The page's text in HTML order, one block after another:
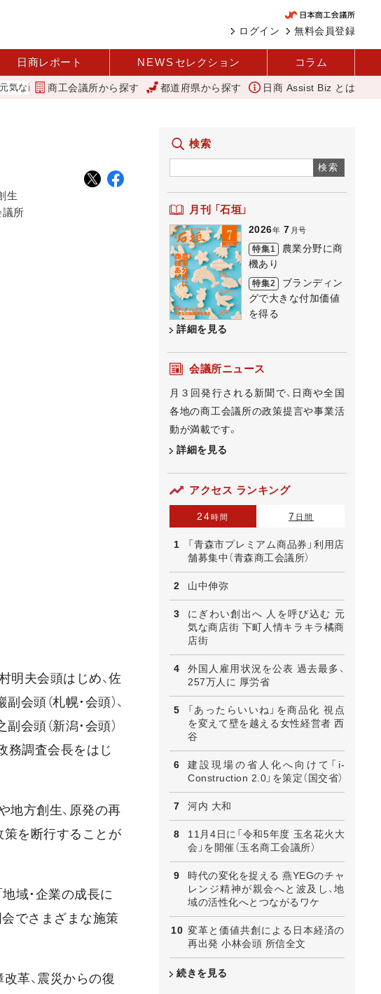
無料会員登録
ログイン
日商レポート NEWS セレクション コラム
店街 下町人情キラキラ橘商店街 外国人雇用状況を公表 過去最多、257万人に 厚
商工会議所から探す 都道府県から探す 日商 Assist Biz とは
生
所
明夫会頭はじめ、佐
会頭（札幌・会頭）、
会頭（新潟・会頭）
務調査会長をはじ
地方創生、原発の再
策を断行することが
域・企業の成長に
会でさまざまな施策
改革、震災からの復
検索
検索
月刊 「石垣」
2026年 7 月号
特集1
農業分野に商
機あり
特集2
ブランディン
グで大きな付加価値
を得る
詳細を見る
会議所ニュース
月３回発行される新聞で、日商や全国
各地の商工会議所の政策提言や事業活
動が満載です。
詳細を見る
アクセス ランキング
24時間 7 日間
「青森市プレミアム商品券」利用店
舗募集中（青森商工会議所）
山中伸弥
にぎわい創出へ 人を呼び込む 元
気な商店街 下町人情キラキラ橘商
店街
外国人雇用状況を公表 過去最多、
257万人に 厚労省
「あったらいいね」を商品化 視点
を変えて壁を越える女性経営者 西
谷
建設現場の省人化へ向けて「i-
Construction 2.0」を策定（国交省）
河内 大和
11月4日に「令和5年度 玉名花火大
会」を開催（玉名商工会議所）
時代の変化を捉える 燕YEGのチャ
レンジ精神が親会へと波及し、地
域の活性化へとつながるワケ
変革と価値共創による日本経済の
再出発 小林会頭 所信全文
続きを見る